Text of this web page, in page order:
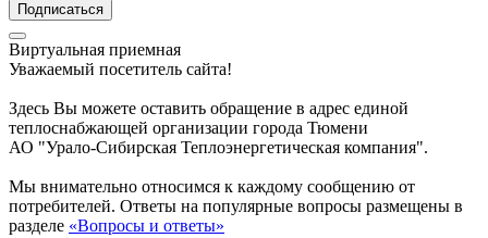
Подписаться
Виртуальная приемная
Уважаемый посетитель сайта!
Здесь Вы можете оставить обращение в адрес единой
теплоснабжающей организации города Тюмени
АО "Урало-Сибирская Теплоэнергетическая компания".
Мы внимательно относимся к каждому сообщению от
потребителей. Ответы на популярные вопросы размещены в
разделе «Вопросы и ответы»